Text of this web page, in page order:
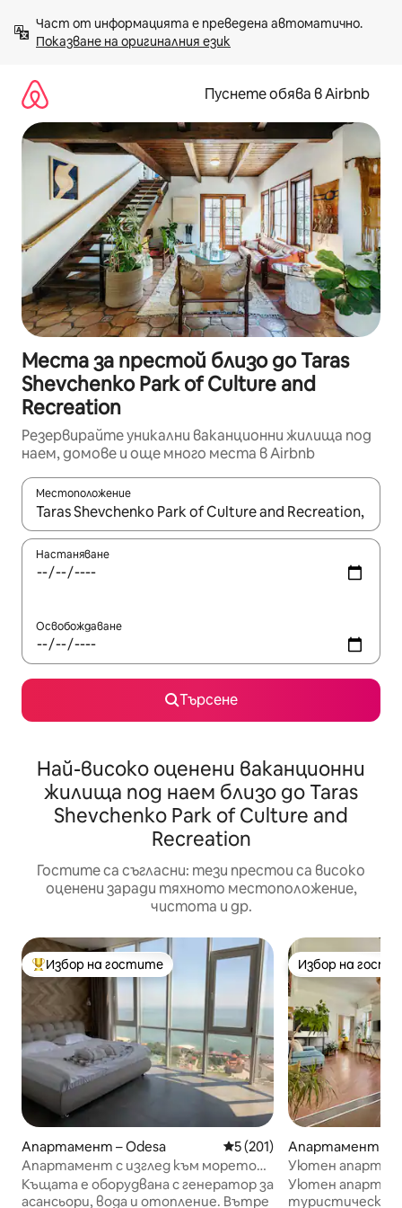
към
съдържанието
Показване на оригиналния език
Пуснете обява в Airbnb
Места за престой близо до Taras
Shevchenko Park of Culture and
Recreation
Резервирайте уникални ваканционни жилища под
наем, домове и още много места в Airbnb
Местоположение
Когато резултатите се покажат, използвайте
Настаняване
Освобождаване
Търсене
Най-високо оценени ваканционни
жилища под наем близо до Taras
Shevchenko Park of Culture and
Recreation
Гостите са съгласни: тези престои са високо
оценени заради тяхното местоположение,
чистота и др.
Най-популярен избор на гостите
Избор на гостите
Апартамент – Odesa Средна оценка: 5 от 5,
5 (201)
Апартамент с изглед към морето
A&T Arcadia
Къщата е оборудвана с генератор за
асансьори, вода и отопление. Вътре
Избор на
Избор на
Апартамент –
Уютен
Дерибасовская
Уютен
туристическия